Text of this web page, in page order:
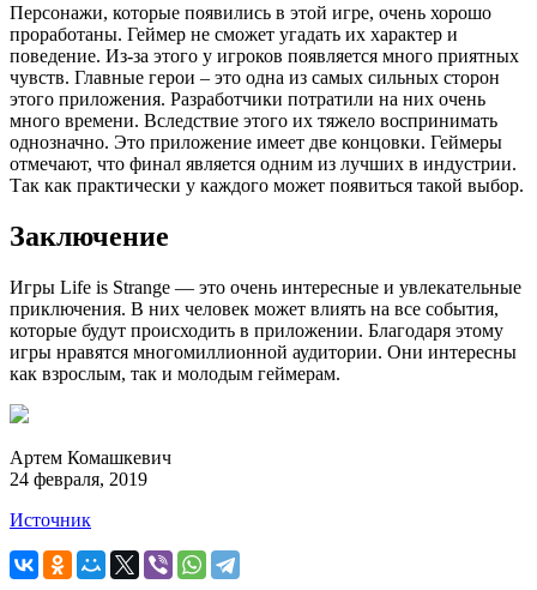
Персонажи, которые появились в этой игре, очень хорошо
проработаны. Геймер не сможет угадать их характер и
поведение. Из-за этого у игроков появляется много приятных
чувств. Главные герои – это одна из самых сильных сторон
этого приложения. Разработчики потратили на них очень
много времени. Вследствие этого их тяжело воспринимать
однозначно. Это приложение имеет две концовки. Геймеры
отмечают, что финал является одним из лучших в индустрии.
Так как практически у каждого может появиться такой выбор.
Заключение
Игры Life is Strange — это очень интересные и увлекательные
приключения. В них человек может влиять на все события,
которые будут происходить в приложении. Благодаря этому
игры нравятся многомиллионной аудитории. Они интересны
как взрослым, так и молодым геймерам.
Артем Комашкевич
24 февраля, 2019
Источник